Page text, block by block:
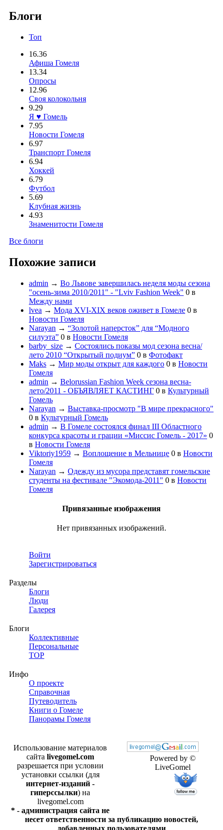
Блоги
Топ
16.36
Афиша Гомеля
13.34
Опросы
12.96
Своя колокольня
9.29
Я ♥ Гомель
7.95
Новости Гомеля
6.97
Транспорт Гомеля
6.94
Хоккей
6.79
Футбол
5.69
Клубная жизнь
4.93
Знаменитости Гомеля
Все блоги
Похожие записи
admin → Во Львове завершилась неделя моды сезона
"осень-зима 2010/2011" - "Lviv Fashion Week" 0 в
Между нами
lvea → Мода XVI-XIX веков оживет в Гомеле 0 в
Новости Гомеля
Narayan → “Золотой наперсток” для “Модного
силуэта” 0 в Новости Гомеля
barby_size → Состоялись показы мод сезона весна/
лето 2010 “Открытый подиум” 0 в Фотофакт
Maks → Мир моды открыт для каждого 0 в Новости
Гомеля
admin → Belorussian Fashion Week сезона весна-
лето/2011 - ОБЪЯВЛЯЕТ КАСТИНГ 0 в Культурный
Гомель
Narayan → Выставка-просмотр "В мире прекрасного"
0 в Культурный Гомель
admin → В Гомеле состоялся финал III Областного
конкурса красоты и грации «Миссис Гомель - 2017» 0
в Новости Гомеля
Viktoriy1959 → Воплощение в Мельнице 0 в Новости
Гомеля
Narayan → Одежду из мусора представят гомельские
студенты на фестивале "Экомода-2011" 0 в Новости
Гомеля
Привязанные изображения
Нет привязанных изображений.
Войти
Зарегистрироваться
Разделы
Блоги
Люди
Галерея
Блоги
Коллективные
Персональные
TOP
Инфо
О проекте
Справочная
Путеводитель
Книги о Гомеле
Панорамы Гомеля
Powered by ©
LiveGomel
Использование материалов
сайта livegomel.com
разрешается при условии
установки ссылки (для
интернет-изданий -
гиперссылки) на
livegomel.com
* - администрация сайта не
несет ответственности за публикацию новостей,